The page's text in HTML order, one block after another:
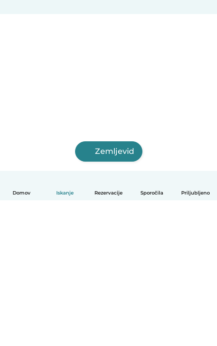
Domov Iskanje Rezervacije Sporočila Priljubljeno
Zemljevid